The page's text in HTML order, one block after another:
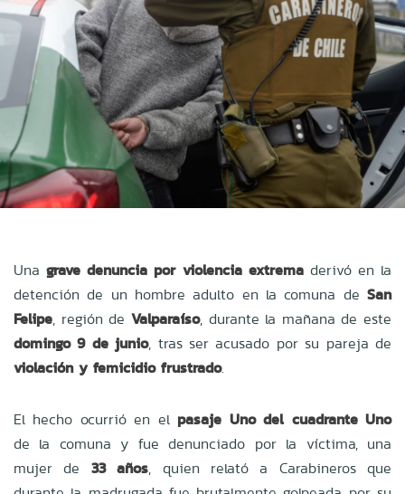
Unagrave denuncia por violencia extremaderivó en la
detención de un hombre adulto en la comuna de San
Felipe, región de Valparaíso, durante la mañana de este
domingo 9 de junio, tras ser acusado por su pareja de
violación y femicidio frustrado.
El hecho ocurrió en el pasaje Uno del cuadrante Uno
de la comuna y fue denunciado por la víctima, una
mujer de 33 años, quien relató a Carabineros que